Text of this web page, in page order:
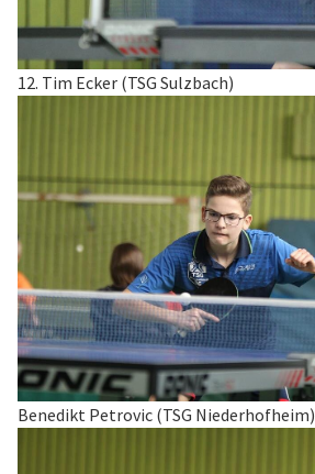
12. Tim Ecker (TSG Sulzbach)
Benedikt Petrovic (TSG Niederhofheim)